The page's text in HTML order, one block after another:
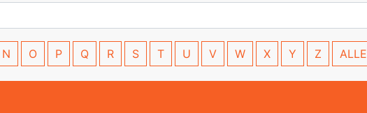
N O P Q R S T U V W X Y Z ALLE